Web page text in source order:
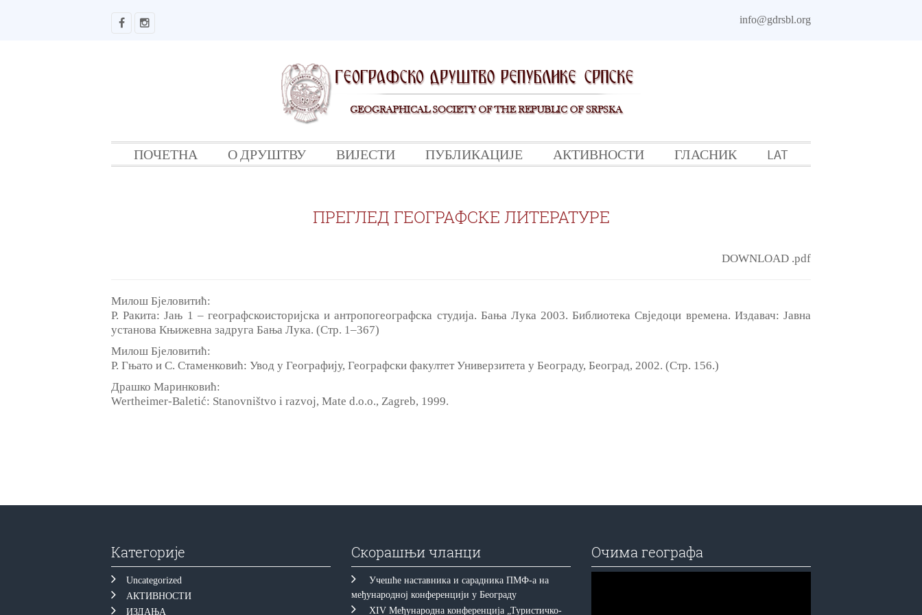
info@gdrsbl.org
ПОЧЕТНА О ДРУШТВУ ВИЈЕСТИ ПУБЛИКАЦИЈЕ АКТИВНОСТИ ГЛАСНИК LAT
ПРЕГЛЕД ГЕОГРАФСКЕ ЛИТЕРАТУРЕ
DOWNLOAD .pdf
Милош Бјеловитић:
Р. Ракита: Јањ 1 ‒ географскоисторијска и антропогеографска студија. Бања Лука 2003. Библиотека Свједоци времена. Издавач: Јавна
установа Књижевна задруга Бања Лука. (Стр. 1‒367)
Милош Бјеловитић:
Р. Гњато и С. Стаменковић: Увод у Географију, Географски факултет Универзитета у Београду, Београд, 2002. (Стр. 156.)
Драшко Маринковић:
Wertheimer-Baletić: Stanovništvo i razvoj, Mate d.o.o., Zagreb, 1999.
Категорије
Uncategorized
АКТИВНОСТИ
ИЗДАЊА
Скорашњи чланци
Учешће наставника и сарадника ПМФ-а на
међународној конференцији у Београду
XIV Међународна конференција „Туристичко-
Очима географа